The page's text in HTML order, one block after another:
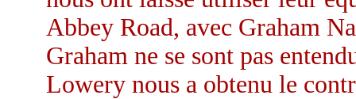
Abbey Road, avec Graham
Graham ne se sont pas
Lowery nous a obtenu le